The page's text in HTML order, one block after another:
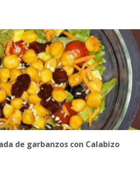
de garbanzos con Calabizo